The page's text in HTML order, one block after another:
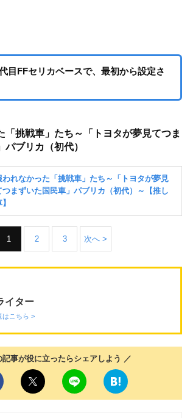
FFセリカベースで、最初から設定さ
「挑戦車」たち～「トヨタが夢見てつま
ブリカ（初代）
1 2 3 次へ >
イター
はこちら >
記事が役に立ったらシェアしよう ／